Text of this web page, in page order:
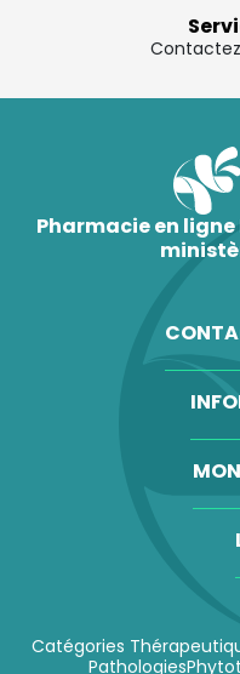
Pharmacie en
Catégories
Pathologies